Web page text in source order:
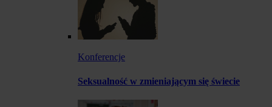
Konferencje
Seksualność w zmieniającym się świecie